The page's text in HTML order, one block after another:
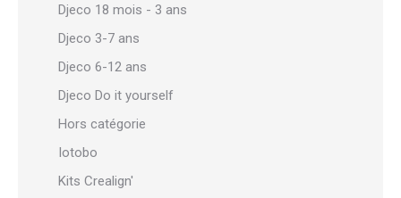
Djeco 18 mois - 3 ans
Djeco 3-7 ans
Djeco 6-12 ans
Djeco Do it yourself
Hors catégorie
Iotobo
Kits Crealign'